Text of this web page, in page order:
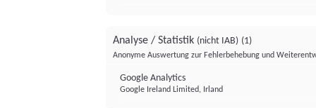
Analyse / Statistik (nicht IAB) (1)
Anonyme Auswertung zur Fehlerbehebung und
Google Analytics
Google Ireland Limited, Irland